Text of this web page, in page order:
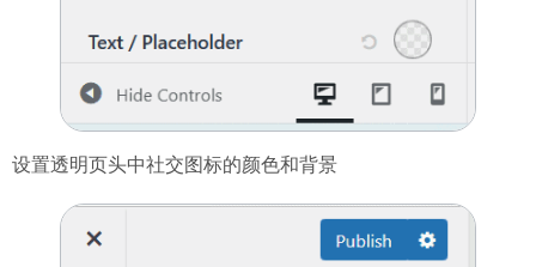
设置透明页头中社交图标的颜色和背景